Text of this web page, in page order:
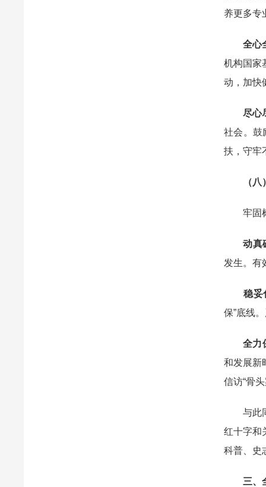
养更多专
全心
机构国家
动，加快
尽心
社会。鼓
扶，守牢
（八
牢固树
动真
发生。有
稳妥
保”底线
全力
和发展新
信访“骨
与此同
红十字和
科普、史
三、